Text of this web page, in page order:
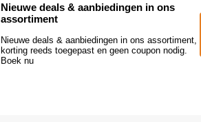
Nieuwe deals & aanbiedingen in ons
assortiment
Nieuwe deals & aanbiedingen in ons assortiment,
korting reeds toegepast en geen coupon nodig.
Boek nu